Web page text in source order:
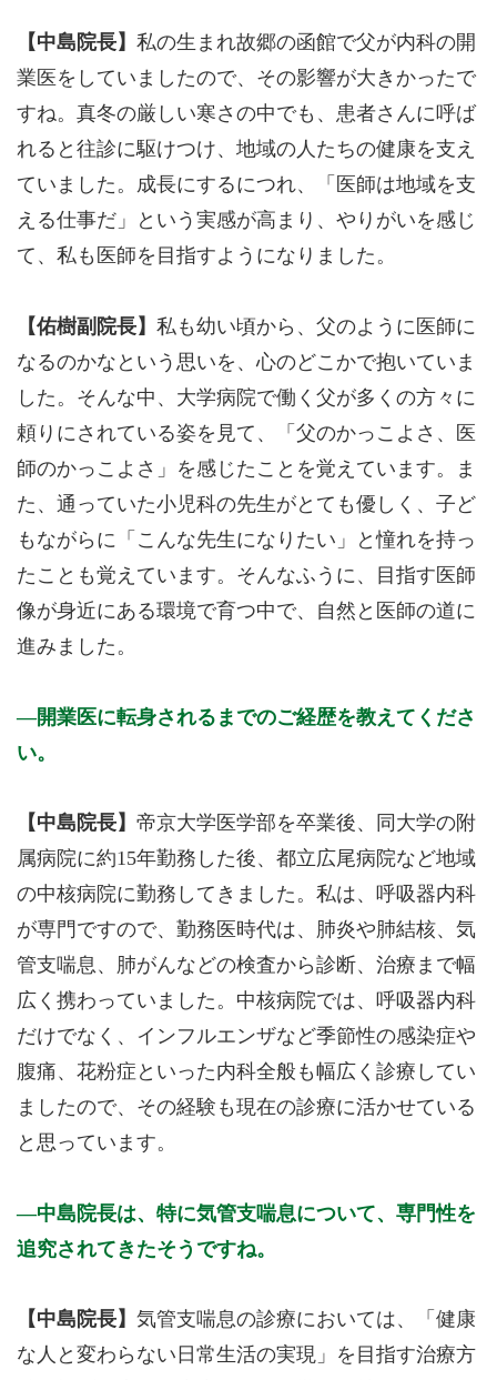
【中島院長】 私の生まれ故郷の函館で父が内科の開
業医をしていましたので、その影響が大きかったで
すね。真冬の厳しい寒さの中でも、患者さんに呼ば
れると往診に駆けつけ、地域の人たちの健康を支え
ていました。成長にするにつれ、「医師は地域を支
える仕事だ」という実感が高まり、やりがいを感じ
て、私も医師を目指すようになりました。
【佑樹副院長】 私も幼い頃から、父のように医師に
なるのかなという思いを、心のどこかで抱いていま
した。そんな中、大学病院で働く父が多くの方々に
頼りにされている姿を見て、「父のかっこよさ、医
師のかっこよさ」を感じたことを覚えています。ま
た、通っていた小児科の先生がとても優しく、子ど
もながらに「こんな先生になりたい」と憧れを持っ
たことも覚えています。そんなふうに、目指す医師
像が身近にある環境で育つ中で、自然と医師の道に
進みました。
開業医に転身されるまでのご経歴を教えてくださ
い。
【中島院長】 帝京大学医学部を卒業後、同大学の附
属病院に約15年勤務した後、都立広尾病院など地域
の中核病院に勤務してきました。私は、呼吸器内科
が専門ですので、勤務医時代は、肺炎や肺結核、気
管支喘息、肺がんなどの検査から診断、治療まで幅
広く携わっていました。中核病院では、呼吸器内科
だけでなく、インフルエンザなど季節性の感染症や
腹痛、花粉症といった内科全般も幅広く診療してい
ましたので、その経験も現在の診療に活かせている
と思っています。
中島院長は、特に気管支喘息について、専門性を
追究されてきたそうですね。
【中島院長】 気管支喘息の診療においては、「健康
な人と変わらない日常生活の実現」を目指す治療方